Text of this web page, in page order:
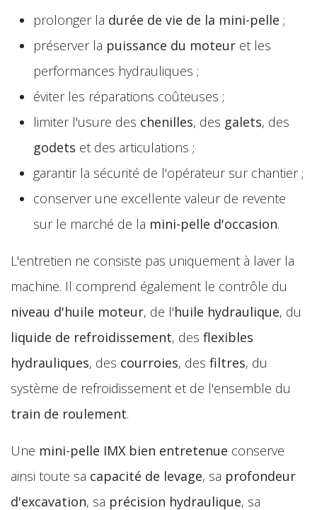
prolonger la durée de vie de la mini-pelle ;
préserver la puissance du moteur et les
performances hydrauliques ;
éviter les réparations coûteuses ;
limiter l'usure des chenilles, des galets, des
godets et des articulations ;
garantir la sécurité de l'opérateur sur chantier ;
conserver une excellente valeur de revente
sur le marché de la mini-pelle d'occasion.
L'entretien ne consiste pas uniquement à laver la
machine. Il comprend également le contrôle du
niveau d'huile moteur, de l'huile hydraulique, du
liquide de refroidissement, des flexibles
hydrauliques, des courroies, des filtres, du
système de refroidissement et de l'ensemble du
train de roulement.
Une mini-pelle IMX bien entretenue conserve
ainsi toute sa capacité de levage, sa profondeur
d'excavation, sa précision hydraulique, sa